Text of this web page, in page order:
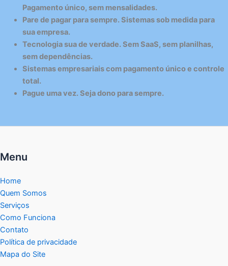
Pagamento único, sem mensalidades.
Pare de pagar para sempre. Sistemas sob medida para
sua empresa.
Tecnologia sua de verdade. Sem SaaS, sem planilhas,
sem dependências.
Sistemas empresariais com pagamento único e controle
total.
Pague uma vez. Seja dono para sempre.
Menu
Home
Quem Somos
Serviços
Como Funciona
Contato
Política de privacidade
Mapa do Site